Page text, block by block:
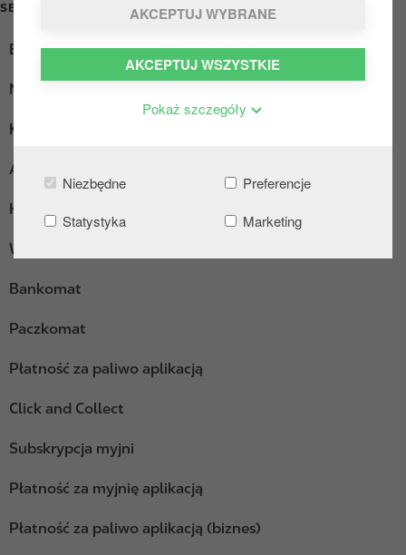
AKCEPTUJ WYBRANE
AKCEPTUJ WSZYSTKIE
Pokaż szczegóły
Niezbędne
Preferencje
Statystyka
Marketing
SERVICES
Ekspres do kawy
Myjnia
Kącik wypoczynkowy
AdBlue pakowane
Hot Dogi
Wi-Fi
Bankomat
Paczkomat
Płatność za paliwo aplikacją
Click and Collect
Subskrypcja myjni
Płatność za myjnię aplikacją
Płatność za paliwo aplikacją (biznes)